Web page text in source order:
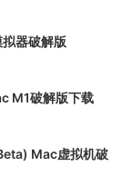
器破解版
M1破解版下载
Mac虚拟机破